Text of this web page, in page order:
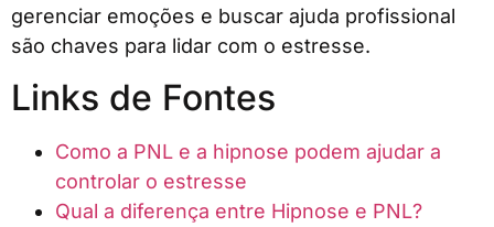
gerenciar emoções e buscar ajuda profissional
são chaves para lidar com o estresse.
Links de Fontes
Como a PNL e a hipnose podem ajudar a
controlar o estresse
Qual a diferença entre Hipnose e PNL?